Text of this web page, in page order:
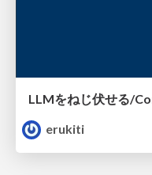
LLMをねじ伏せる/
erukiti